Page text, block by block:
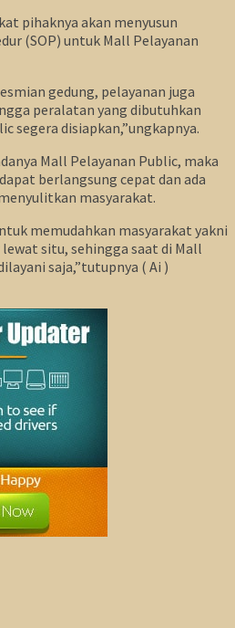
pihaknya akan menyusun
(SOP) untuk Mall Pelayanan
gedung, pelayanan juga
peralatan yang dibutuhkan
segera disiapkan,”ungkapnya.
Mall Pelayanan Public, maka
berlangsung cepat dan ada
masyarakat.
memudahkan masyarakat yakni
situ, sehingga saat di Mall
saja,”tutupnya ( Ai )